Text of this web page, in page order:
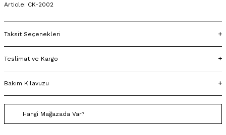
Article: CK-2002
Taksit Seçenekleri
Teslimat ve Kargo
Bakım Kılavuzu
Hangi Mağazada Var?